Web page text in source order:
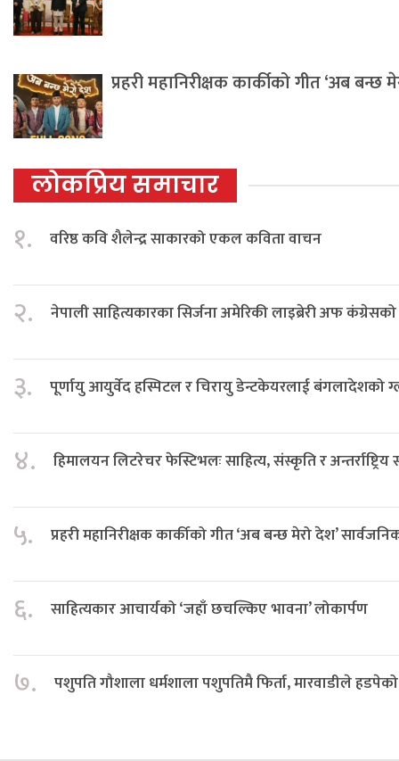
प्रहरी महानिरीक्षक कार्कीको गीत ‘अब बन्छ
लोकप्रिय समाचार
१. वरिष्ठ कवि शैलेन्द्र साकारको एकल कविता वाचन
२. नेपाली साहित्यकारका सिर्जना अमेरिकी लाइब्रेरी अफ
३. पूर्णायु आयुर्वेद हस्पिटल र चिरायु डेन्टकेयरलाई बंगलादेशको
४. हिमालयन लिटरेचर फेस्टिभलः साहित्य, संस्कृति र अन्तर्राष्ट्रिय
५. प्रहरी महानिरीक्षक कार्कीको गीत ‘अब बन्छ मेरो देश’
६. साहित्यकार आचार्यको ‘जहाँ छचल्किए भावना’ लोकार्पण
७. पशुपति गौशाला धर्मशाला पशुपतिमै फिर्ता, मारवाडीले